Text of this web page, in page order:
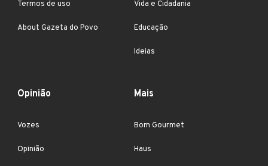
Termos de uso
About Gazeta do Povo
Vida e Cidadania
Educação
Ideias
Opinião
Vozes
Opinião
Mais
Bom Gourmet
Haus